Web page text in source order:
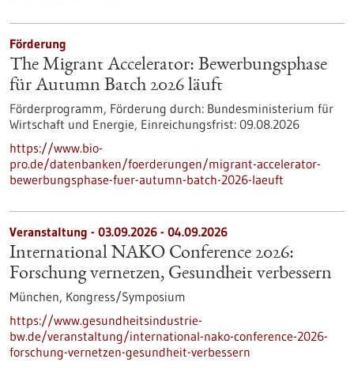
Förderung
The Migrant Accelerator: Bewerbungsphase
für Autumn Batch 2026 läuft
Förderprogramm, Förderung durch: Bundesministerium für
Wirtschaft und Energie, Einreichungsfrist: 09.08.2026
https://www.bio-
pro.de/datenbanken/foerderungen/migrant-accelerator-
bewerbungsphase-fuer-autumn-batch-2026-laeuft
Veranstaltung - 03.09.2026 - 04.09.2026
International NAKO Conference 2026:
Forschung vernetzen, Gesundheit verbessern
München, Kongress/Symposium
https://www.gesundheitsindustrie-
bw.de/veranstaltung/international-nako-conference-2026-
forschung-vernetzen-gesundheit-verbessern